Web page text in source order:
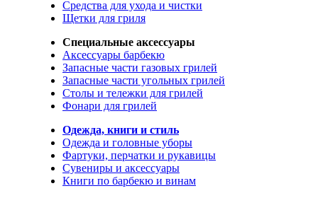
Средства для ухода и чистки
Щетки для гриля
Специальные аксессуары
Аксессуары барбекю
Запасные части газовых грилей
Запасные части угольных грилей
Столы и тележки для грилей
Фонари для грилей
Одежда, книги и стиль
Одежда и головные уборы
Фартуки, перчатки и рукавицы
Сувениры и аксессуары
Книги по барбекю и винам